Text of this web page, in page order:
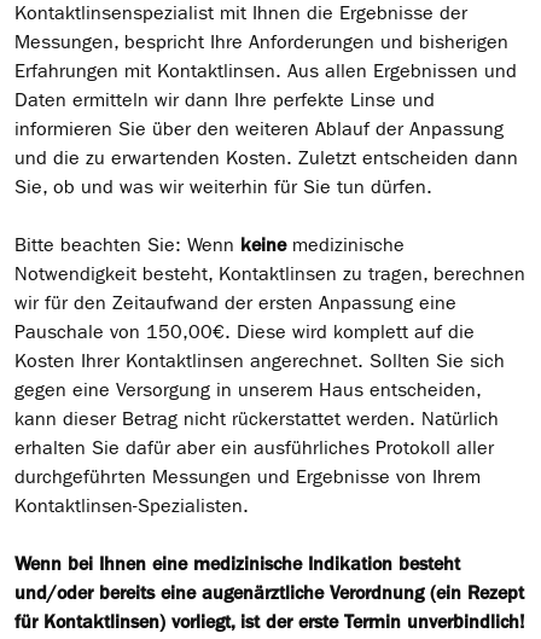
Kontaktlinsenspezialist mit Ihnen die Ergebnisse der
Messungen, bespricht Ihre Anforderungen und bisherigen
Erfahrungen mit Kontaktlinsen. Aus allen Ergebnissen und
Daten ermitteln wir dann Ihre perfekte Linse und
informieren Sie über den weiteren Ablauf der Anpassung
und die zu erwartenden Kosten. Zuletzt entscheiden dann
Sie, ob und was wir weiterhin für Sie tun dürfen.
Bitte beachten Sie: Wenn keinemedizinische
Notwendigkeit besteht, Kontaktlinsen zu tragen, berechnen
wir für den Zeitaufwand der ersten Anpassung eine
Pauschale von 150,00€. Diese wird komplett auf die
Kosten Ihrer Kontaktlinsen angerechnet. Sollten Sie sich
gegen eine Versorgung in unserem Haus entscheiden,
kann dieser Betrag nicht rückerstattet werden. Natürlich
erhalten Sie dafür aber ein ausführliches Protokoll aller
durchgeführten Messungen und Ergebnisse von Ihrem
Kontaktlinsen-Spezialisten.
Wenn bei Ihnen eine medizinische Indikation besteht
und/oder bereits eine augenärztliche Verordnung (ein Rezept
für Kontaktlinsen) vorliegt, ist der erste Termin unverbindlich!